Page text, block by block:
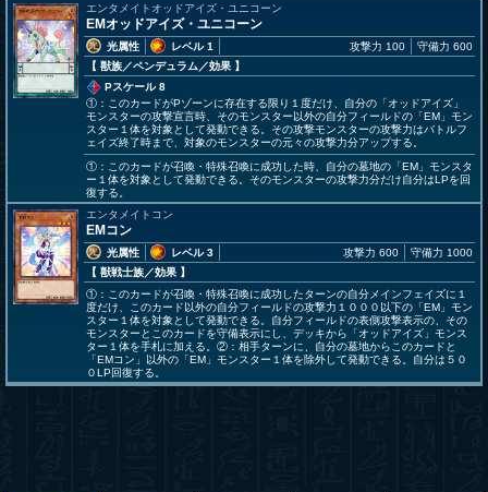
エンタメイトオッドアイズ・ユニコーン
EMオッドアイズ・ユニコーン
光属性
レベル 1
【 獣族／ペンデュラム／効果 】
攻撃力 100 守備力 600
Pスケール 8
①：このカードがPゾーンに存在する限り１度だけ、自分の「オッドアイズ」
モンスターの攻撃宣言時、そのモンスター以外の自分フィールドの「EM」モン
スター１体を対象として発動できる。その攻撃モンスターの攻撃力はバトルフ
ェイズ終了時まで、対象のモンスターの元々の攻撃力分アップする。
①：このカードが召喚・特殊召喚に成功した時、自分の墓地の「EM」モンスタ
ー１体を対象として発動できる。そのモンスターの攻撃力分だけ自分はLPを回
復する。
エンタメイトコン
EMコン
光属性
レベル 3
【 獣戦士族／効果 】
攻撃力 600 守備力 1000
①：このカードが召喚・特殊召喚に成功したターンの自分メインフェイズに１
度だけ、このカード以外の自分フィールドの攻撃力１０００以下の「EM」モン
スター１体を対象として発動できる。自分フィールドの表側攻撃表示の、その
モンスターとこのカードを守備表示にし、デッキから「オッドアイズ」モンス
ター１体を手札に加える。②：相手ターンに、自分の墓地からこのカードと
「EMコン」以外の「EM」モンスター１体を除外して発動できる。自分は５０
０LP回復する。